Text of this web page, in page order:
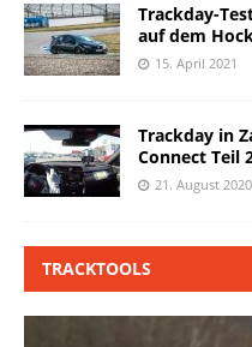
Trackday-
auf dem
15. April 2021
Trackday in
Connect Teil
21. August 2020
TRACKTOOLS